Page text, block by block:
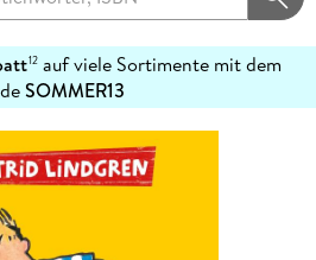
12auf viele Sortimente mit dem
SOMMER13